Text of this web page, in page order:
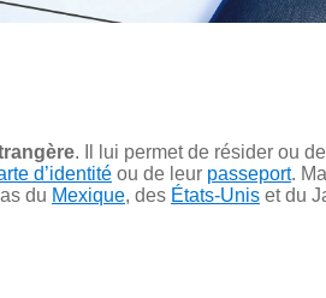
. Il lui permet de résider ou
d’identité ou de leur passeport.
du Mexique, des États-Unis et du